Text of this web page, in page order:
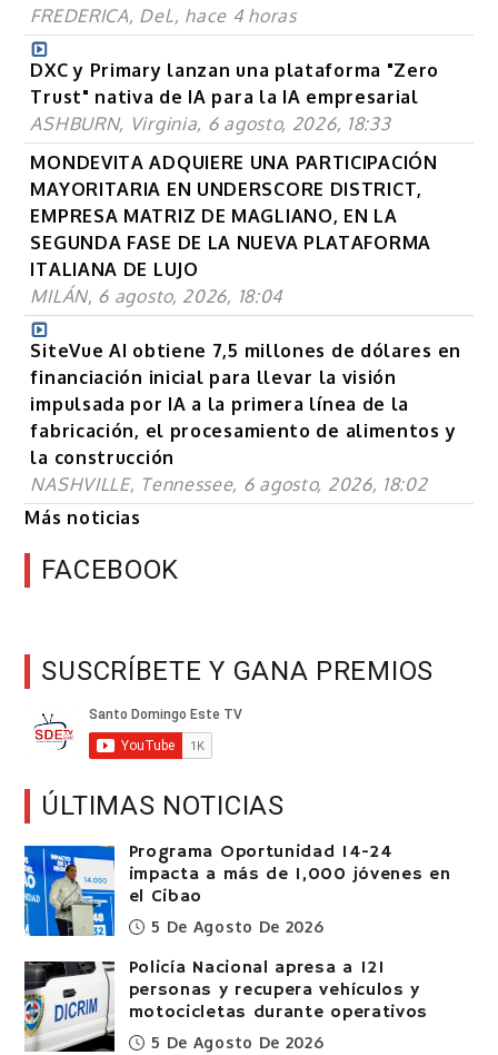
FREDERICA, Del., hace 4 horas
DXC y Primary lanzan una plataforma "Zero
Trust" nativa de IA para la IA empresarial
ASHBURN, Virginia, 6 agosto, 2026, 18:33
MONDEVITA ADQUIERE UNA PARTICIPACIÓN
MAYORITARIA EN UNDERSCORE DISTRICT,
EMPRESA MATRIZ DE MAGLIANO, EN LA
SEGUNDA FASE DE LA NUEVA PLATAFORMA
ITALIANA DE LUJO
MILÁN, 6 agosto, 2026, 18:04
SiteVue AI obtiene 7,5 millones de dólares en
financiación inicial para llevar la visión
impulsada por IA a la primera línea de la
fabricación, el procesamiento de alimentos y
la construcción
NASHVILLE, Tennessee, 6 agosto, 2026, 18:02
Más noticias
FACEBOOK
SUSCRÍBETE Y GANA PREMIOS
ÚLTIMAS NOTICIAS
Programa Oportunidad 14-24
impacta a más de 1,000 jóvenes en
el Cibao
5 De Agosto De 2026
Policía Nacional apresa a 121
personas y recupera vehículos y
motocicletas durante operativos
5 De Agosto De 2026